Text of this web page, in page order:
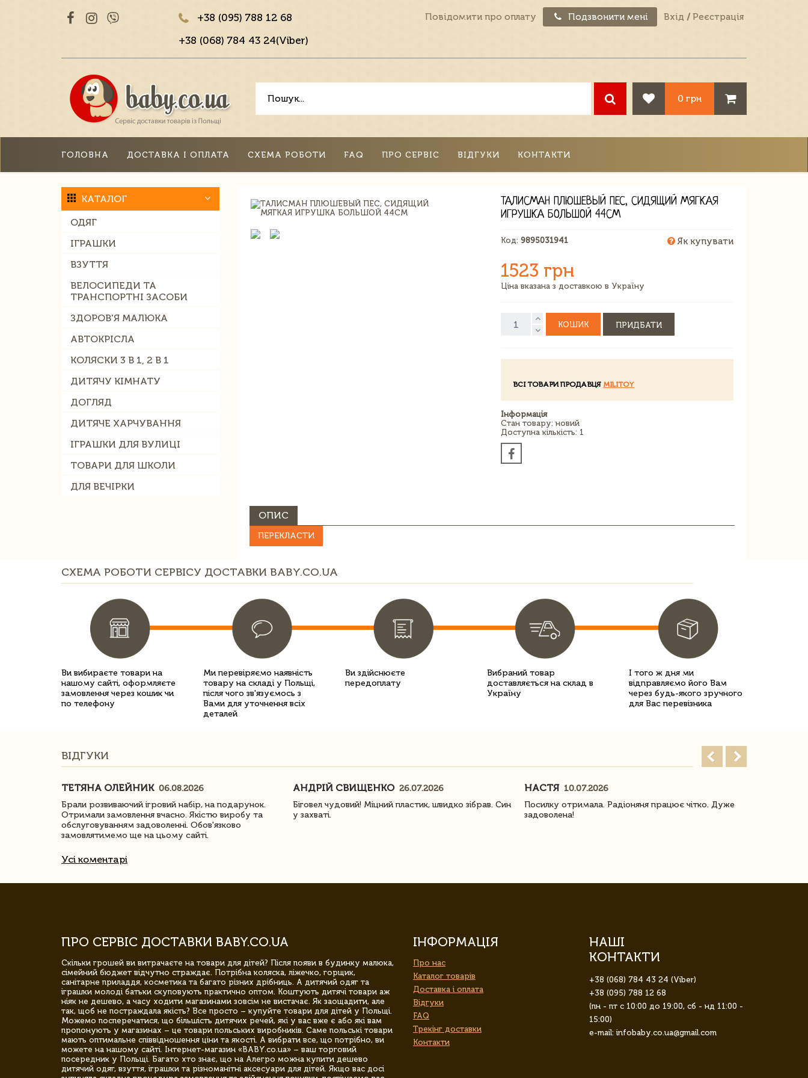
+38 (095) 788 12 68
+38 (068) 784 43 24(Viber)
Повідомити про оплату Подзвонити мені Вхід / Реєстрація
0 грн
ГОЛОВНА ДОСТАВКА І ОПЛАТА СХЕМА РОБОТИ FAQ ПРО СЕРВІС ВІДГУКИ КОНТАКТИ
КАТАЛОГ
ОДЯГ
ІГРАШКИ
ВЗУТТЯ
ВЕЛОСИПЕДИ ТА
ТРАНСПОРТНІ ЗАСОБИ
ЗДОРОВ'Я МАЛЮКА
АВТОКРІСЛА
КОЛЯСКИ 3 В 1, 2 В 1
ДИТЯЧУ КІМНАТУ
ДОГЛЯД
ДИТЯЧЕ ХАРЧУВАННЯ
ІГРАШКИ ДЛЯ ВУЛИЦІ
ТОВАРИ ДЛЯ ШКОЛИ
ДЛЯ ВЕЧІРКИ
ТАЛИСМАН ПЛЮШЕВЫЙ ПЕС, СИДЯЩИЙ МЯГКАЯ
ИГРУШКА БОЛЬШОЙ 44СМ
Код:9895031941 Як купувати
1523 грн
Ціна вказана з доставкою в Україну
КОШИК ПРИДБАТИ
ВСІ ТОВАРИ ПРОДАВЦЯ MILITOY
Інформація
Стан товару: новий
Доступна кількість: 1
ОПИС
ПЕРЕКЛАСТИ
СХЕМА РОБОТИ СЕРВІСУ ДОСТАВКИ BABY.CO.UA
Ви вибираєте товари на
нашому сайті, оформляєте
замовлення через кошик чи
по телефону
Ми перевіряємо наявність
товару на складі у Польщі,
після чого зв'язуємось з
Вами для уточнення всіх
деталей
Ви здійснюєте
передоплату
Вибраний товар
доставляється на склад в
Україну
І того ж дня ми
відправляємо його Вам
через будь-якого зручного
для Вас перевізника
ВІДГУКИ
ТЕТЯНА ОЛЕЙНИК 06.08.2026
Брали розвиваючий ігровий набір, на подарунок.
Отримали замовлення вчасно. Якістю виробу та
обслуговуванням задоволенні. Обов'язково
замовлятимемо ще на цьому сайті.
АНДРІЙ СВИЩЕНКО 26.07.2026
Біговел чудовий! Міцний пластик, швидко зібрав. Син
у захваті.
НАСТЯ 10.07.2026
Посилку отримала. Радіоняня працює чітко. Дуже
задоволена!
Усі коментарі
ПРО СЕРВІС ДОСТАВКИ BABY.CO.UA
Скільки грошей ви витрачаєте на товари для дітей? Після появи в будинку малюка,
сімейний бюджет відчутно страждає. Потрібна коляска, ліжечко, горщик,
санітарне приладдя, косметика та багато різних дрібниць. А дитячий одяг та
іграшки молоді батьки скуповують практично оптом. Коштують дитячі товари аж
ніяк не дешево, а часу ходити магазинами зовсім не вистачає. Як заощадити, але
так, щоб не постраждала якість? Все просто – купуйте товари для дітей у Польщі.
Можемо посперечатися, що більшість дитячих речей, які у вас вже є або які вам
пропонують у магазинах – це товари польських виробників. Саме польські товари
мають оптимальне співвідношення ціни та якості. А вибрати все, що потрібно, ви
можете на нашому сайті. Інтернет-магазин «BABY.co.ua» – ваш торговий
посередник у Польщі. Багато хто знає, що на Алегро можна купити дешево
дитячий одяг, взуття, іграшки та різноманітні аксесуари для дітей. Якщо вас досі
ІНФОРМАЦІЯ
Про нас
Каталог товарів
Доставка і оплата
Відгуки
FAQ
Трекінг доставки
Контакти
НАШІ
КОНТАКТИ
+38 (068) 784 43 24 (Viber)
+38 (095) 788 12 68
(пн - пт с 10:00 до 19:00, сб - нд 11:00 -
15:00)
e-mail: infobaby.co.ua@gmail.com